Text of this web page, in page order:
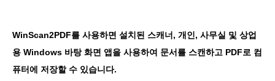
WinScan2PDF를 사용하면 설치된 스캐너, 개인, 사무실 및 상업
용 Windows 바탕 화면 앱을 사용하여 문서를 스캔하고 PDF로 컴
퓨터에 저장할 수 있습니다.